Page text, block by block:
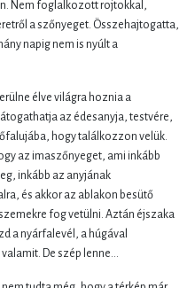
Nem foglalkozott rojtokkal,
a szőnyeget. Összehajtogatta,
napig nem is nyúlt a
élve világra hoznia a
az édesanyja, testvére,
hogy találkozzon velük.
az imaszőnyeget, ami inkább
inkább az anyjának
és akkor az ablakon besütő
fog vetülni. Aztán éjszaka
a nyárfalevél, a húgával
De szép lenne...